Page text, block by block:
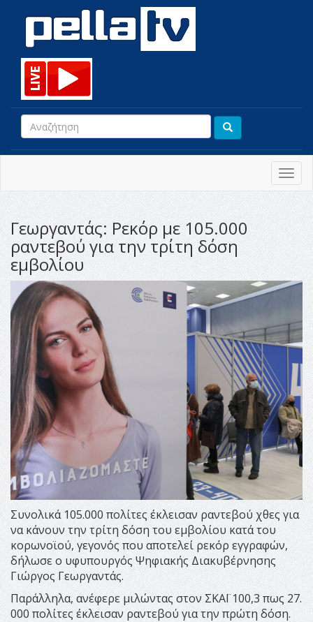
Γεωργαντάς: Ρεκόρ με 105.000
ραντεβού για την τρίτη δόση
εμβολίου
Συνολικά 105.000 πολίτες έκλεισαν ραντεβού χθες για
να κάνουν την τρίτη δόση του εμβολίου κατά του
κορωνοϊού, γεγονός που αποτελεί ρεκόρ εγγραφών,
δήλωσε ο υφυπουργός Ψηφιακής Διακυβέρνησης
Γιώργος Γεωργαντάς.
Παράλληλα, ανέφερε μιλώντας στον ΣΚΑΪ 100,3 πως 27.
000 πολίτες έκλεισαν ραντεβού για την πρώτη δόση.